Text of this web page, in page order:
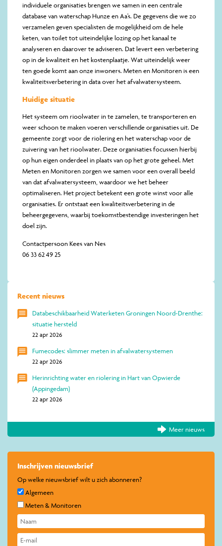
individuele organisaties brengen we samen in een centrale
database van waterschap Hunze en Aa's. De gegevens die we zo
verzamelen geven specialisten de mogelijkheid om de hele
keten, van toilet tot uiteindelijke lozing op het kanaal te
analyseren en daarover te adviseren. Dat levert een verbetering
op in de kwaliteit en het kostenplaatje. Wat uiteindelijk weer
ten goede komt aan onze inwoners. Meten en Monitoren is een
kwaliteitsverbetering in data over het afvalwatersysteem.
Huidige situatie
Het systeem om rioolwater in te zamelen, te transporteren en
weer schoon te maken voeren verschillende organisaties uit. De
gemeente zorgt voor de riolering en het waterschap voor de
zuivering van het rioolwater. Deze organisaties focussen hierbij
op hun eigen onderdeel in plaats van op het grote geheel. Met
Meten en Monitoren zorgen we samen voor een overall beeld
van dat afvalwatersysteem, waardoor we het beheer
optimaliseren. Het project betekent een grote winst voor alle
organisaties. Er ontstaat een kwaliteitsverbetering in de
beheergegevens, waarbij toekomstbestendige investeringen het
doel zijn.
Contactpersoon Kees van Nes
06 33 62 49 25
Recent nieuws
Databeschikbaarheid Waterketen Groningen Noord-Drenthe:
situatie hersteld
22 apr 2026
Fumecodes: slimmer meten in afvalwatersystemen
22 apr 2026
Herinrichting water en riolering in Hart van Opwierde
(Appingedam)
22 apr 2026
Meer nieuws
Inschrijven nieuwsbrief
Op welke nieuwsbrief wilt u zich abonneren?
Algemeen
Meten & Monitoren